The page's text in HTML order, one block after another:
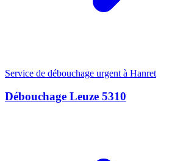
Service de débouchage urgent à Hanret
Débouchage Leuze 5310